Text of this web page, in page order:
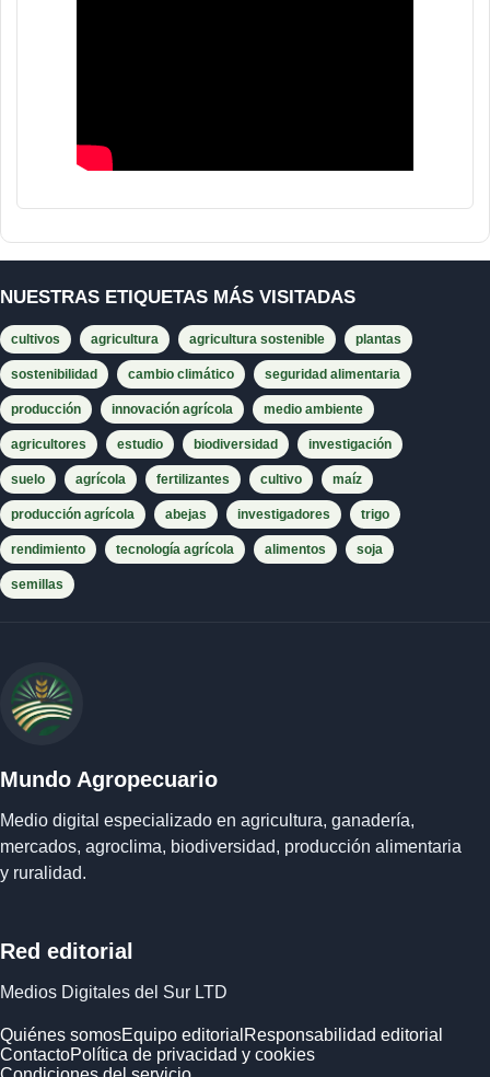
NUESTRAS ETIQUETAS MÁS VISITADAS
cultivos agricultura agricultura sostenible plantas
sostenibilidad cambio climático seguridad alimentaria
producción innovación agrícola medio ambiente
agricultores estudio biodiversidad investigación
suelo agrícola fertilizantes cultivo maíz
producción agrícola abejas investigadores trigo
rendimiento tecnología agrícola alimentos soja
semillas
Mundo Agropecuario
Medio digital especializado en agricultura, ganadería,
mercados, agroclima, biodiversidad, producción alimentaria
y ruralidad.
Red editorial
Medios Digitales del Sur LTD
Quiénes somosEquipo editorial Responsabilidad editorial
ContactoPolítica de privacidad y cookies